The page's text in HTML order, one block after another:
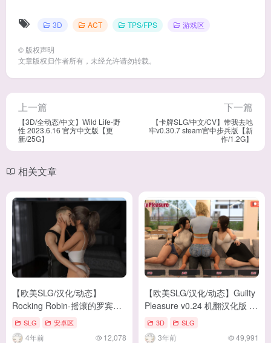
3D ACT TPS/FPS 游戏区
© 版权声明
文章版权归作者所有，未经允许请勿转载。
上一篇
【3D/全动态/中文】Wild Life-野
性 2023.6.16 官方中文版【更
新/25G】
下一篇
【卡牌SLG/中文/CV】带我去地
牢v0.30.7 steam官中步兵版【新
作/1.2G】
相关文章
【欧美SLG/汉化/动态】
Rocking Robin-摇滚的罗宾
V0.7a PC+安卓汉化版 全
CG【更新/5G】
SLG 安卓区
4年前 12,078
【欧美SLG/汉化/动态】Guilty
Pleasure v0.24 机翻汉化版 安
卓+PC【新汉化/4G】
3D SLG
3年前 49,991